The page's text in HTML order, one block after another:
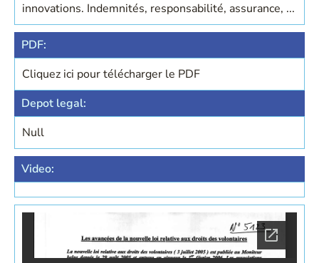
innovations. Indemnités, responsabilité, assurance, ...
PDF:
Cliquez ici pour télécharger le PDF
Depot legal:
Null
Video: